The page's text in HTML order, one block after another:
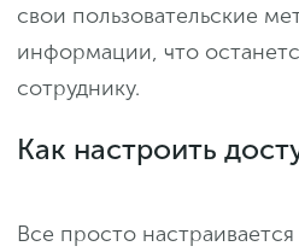
свои пользовательские
информации, что
сотруднику.
Как настроить
Все просто настраивается